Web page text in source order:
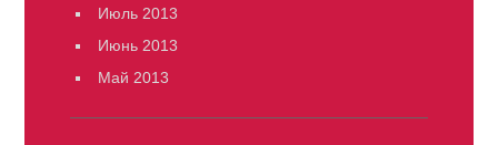
Июль 2013
Июнь 2013
Май 2013